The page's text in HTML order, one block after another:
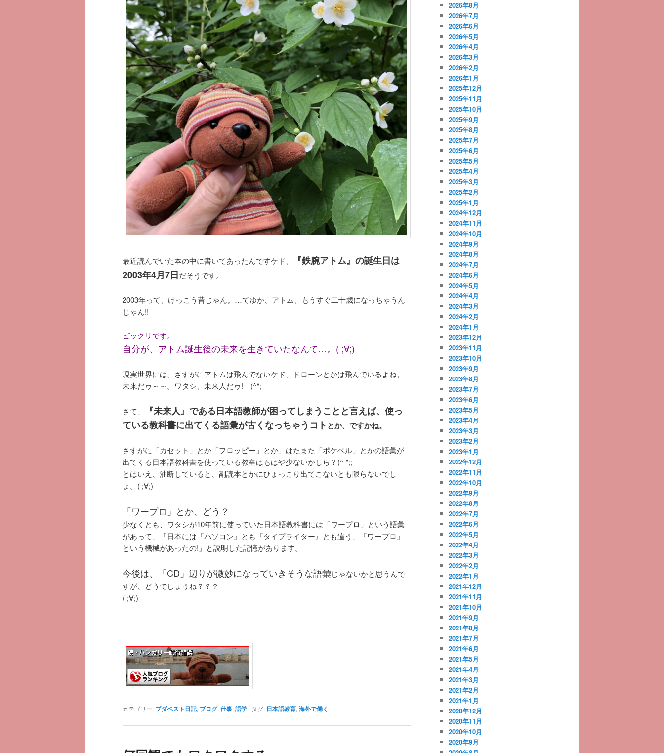
最近読んでいた本の中に書いてあったんですケド、
『鉄腕アトム』の誕生日は
2003年4月7日だそうです。
2003年って、けっこう昔じゃん。…てゆか、アトム、もうすぐ二十歳になっちゃうん
じゃん!!
ビックリです。
自分が、アトム誕生後の未来を生きていたなんて…。( ;∀;)
現実世界には、さすがにアトムは飛んでないケド、ドローンとかは飛んでいるよね。
未来だヮ～～。ワタシ、未来人だヮ! (^^;
さて、 『未来人』である日本語教師が困ってしまうことと言えば、 使っ
ている教科書に出てくる語彙が古くなっちゃうコト とか、ですかね。
さすがに「カセット」とか「フロッピー」とか、はたまた「ポケベル」とかの語彙が
出てくる日本語教科書を使っている教室はもはや少ないかしら？(^ ^;;
とはいえ、油断していると、副読本とかにひょっこり出てこないとも限らないでし
ょ。( ;∀;)
「ワープロ」とか、どう？
少なくとも、ワタシが10年前に使っていた日本語教科書には「ワープロ」という語彙
があって、「日本には『パソコン』とも『タイプライター』とも違う、『ワープロ』
という機械があったの!」と説明した記憶があります。
今後は、「CD」辺りが微妙になっていきそうな語彙じゃないかと思うんで
すが、どうでしょうね？？？
( ;∀;)
カテゴリー: ブダペスト日記, ブログ, 仕事, 語学 | タグ: 日本語教育, 海外で働く
2026年8月
2026年7月
2026年6月
2026年5月
2026年4月
2026年3月
2026年2月
2026年1月
2025年12月
2025年11月
2025年10月
2025年9月
2025年8月
2025年7月
2025年6月
2025年5月
2025年4月
2025年3月
2025年2月
2025年1月
2024年12月
2024年11月
2024年10月
2024年9月
2024年8月
2024年7月
2024年6月
2024年5月
2024年4月
2024年3月
2024年2月
2024年1月
2023年12月
2023年11月
2023年10月
2023年9月
2023年8月
2023年7月
2023年6月
2023年5月
2023年4月
2023年3月
2023年2月
2023年1月
2022年12月
2022年11月
2022年10月
2022年9月
2022年8月
2022年7月
2022年6月
2022年5月
2022年4月
2022年3月
2022年2月
2022年1月
2021年12月
2021年11月
2021年10月
2021年9月
2021年8月
2021年7月
2021年6月
2021年5月
2021年4月
2021年3月
2021年2月
2021年1月
2020年12月
2020年11月
2020年10月
2020年9月